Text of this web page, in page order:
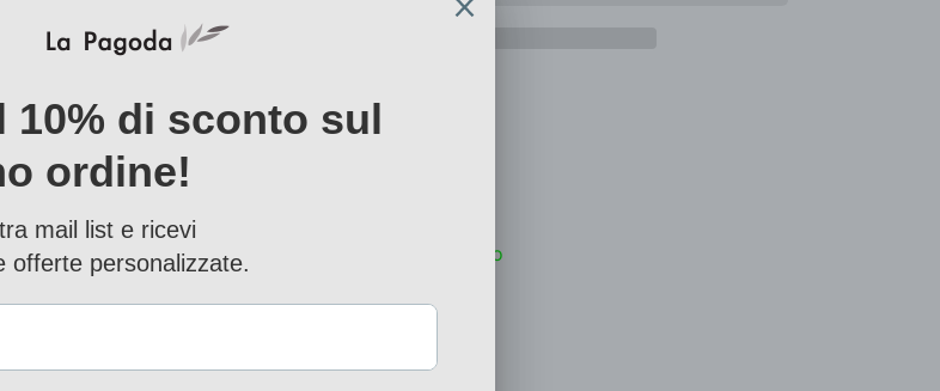
AK.51940-
Disponibile in magazzino